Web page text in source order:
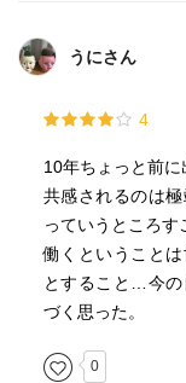
うにさん
4
10年ちょっと前に
共感されるのは
っていうところす
働くということ
とすること…今の
づく思った。
0